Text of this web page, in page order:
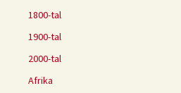
1800-tal
1900-tal
2000-tal
Afrika